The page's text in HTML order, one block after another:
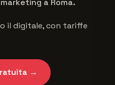
a Roma.
il digitale, con tariffe
→